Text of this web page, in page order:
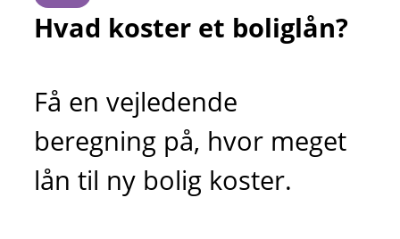
Hvad koster et boliglån?
Få en vejledende
beregning på, hvor meget
lån til ny bolig koster.